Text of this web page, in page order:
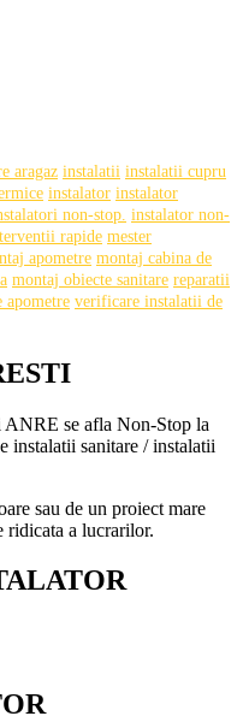
aragaz instalatii instalatii cupru
instalator instalator
non-stop. instalator non-
rapide mester
apometre montaj cabina de
montaj obiecte sanitare reparatii
apometre verificare instalatii de
ANRE se afla Non-Stop la
instalatii sanitare / instalatii
sau de un proiect mare
ridicata a lucrarilor.